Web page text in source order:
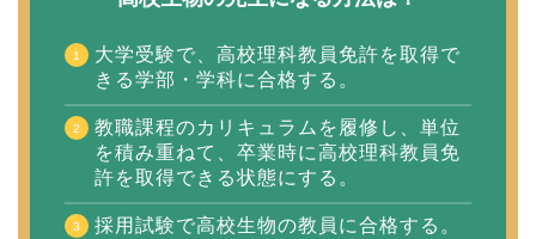
大学受験で、高校理科教員免許を取得で
きる学部・学科に合格する。
教職課程のカリキュラムを履修し、単位
を積み重ねて、卒業時に高校理科教員免
許を取得できる状態にする。
採用試験で高校生物の教員に合格する。